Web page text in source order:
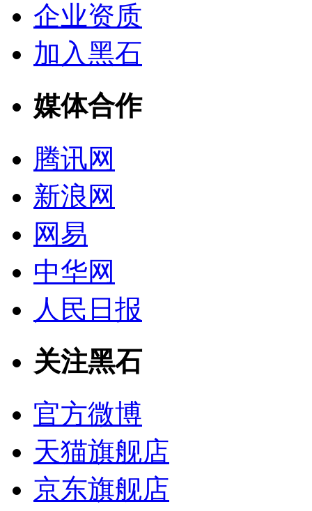
企业资质
加入黑石
媒体合作
腾讯网
新浪网
网易
中华网
人民日报
关注黑石
官方微博
天猫旗舰店
京东旗舰店